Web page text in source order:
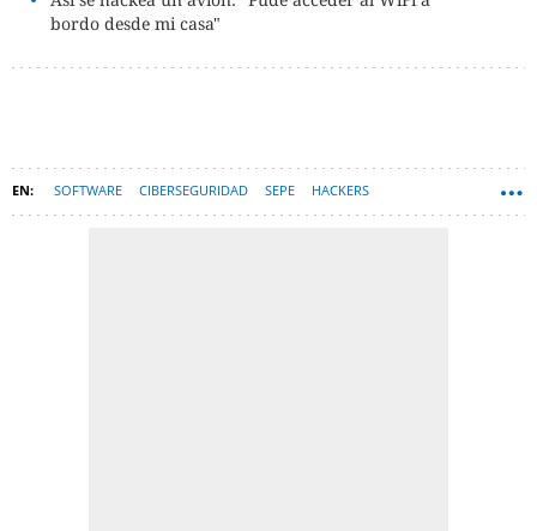
bordo desde mi casa"
SOFTWARE CIBERSEGURIDAD SEPE HACKERS